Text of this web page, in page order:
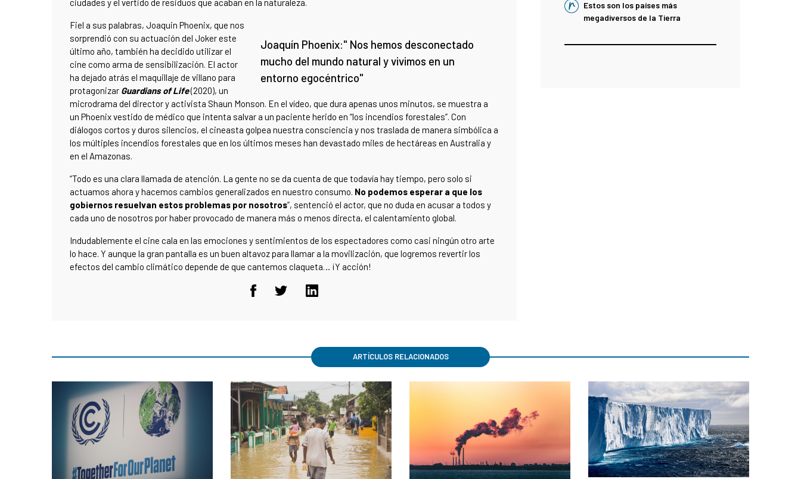
ciudades y el vertido de residuos que acaban en la naturaleza.
Joaquín Phoenix:" Nos hemos desconectado
mucho del mundo natural y vivimos en un
entorno egocéntrico"
Fiel a sus palabras, Joaquin Phoenix, que nos
sorprendió con su actuación del Joker este
último año, también ha decidido utilizar el
cine como arma de sensibilización. El actor
ha dejado atrás el maquillaje de villano para
protagonizar Guardians of Life(2020), un
microdrama del director y activista Shaun Monson. En el vídeo, que dura apenas unos minutos, se muestra a
un Phoenix vestido de médico que intenta salvar a un paciente herido en “los incendios forestales”. Con
diálogos cortos y duros silencios, el cineasta golpea nuestra consciencia y nos traslada de manera simbólica a
los múltiples incendios forestales que en los últimos meses han devastado miles de hectáreas en Australia y
en el Amazonas.
“Todo es una clara llamada de atención. La gente no se da cuenta de que todavía hay tiempo, pero solo si
actuamos ahora y hacemos cambios generalizados en nuestro consumo. No podemos esperar a que los
gobiernos resuelvan estos problemas por nosotros”, sentenció el actor, que no duda en acusar a todos y
cada uno de nosotros por haber provocado de manera más o menos directa, el calentamiento global.
Indudablemente el cine cala en las emociones y sentimientos de los espectadores como casi ningún otro arte
lo hace. Y aunque la gran pantalla es un buen altavoz para llamar a la movilización, que logremos revertir los
efectos del cambio climático depende de que cantemos claqueta… ¡Y acción!
Estos son los países más
megadiversos de la Tierra
ARTÍCULOS RELACIONADOS